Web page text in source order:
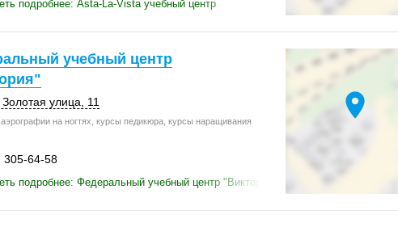
подробнее: Asta-La-Vista учебный центр
учебный центр
Золотая улица, 11
на ногтях, курсы педикюра, курсы наращивания
305-64-58
подробнее: Федеральный учебный центр "Виктория"
location_on